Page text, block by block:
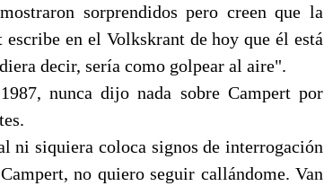
sorprendidos pero creen que la
en el Volkskrant de hoy que él está
decir, sería como golpear al aire".
nunca dijo nada sobre Campert por
siquiera coloca signos de interrogación
no quiero seguir callándome. Van